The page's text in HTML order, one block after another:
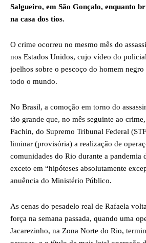
Salgueiro, em São Gonçalo, enquanto
na casa dos tios.
O crime ocorreu no mesmo mês do
nos Estados Unidos, cujo vídeo do
joelhos sobre o pescoço do homem negro
todo o mundo.
No Brasil, a comoção em torno do
tão grande que, no mês seguinte ao
Fachin, do Supremo Tribunal Federal
liminar (provisória) a realização de
comunidades do Rio durante a pandemia
exceto em “hipóteses absolutamente
anuência do Ministério Público.
As cenas do pesadelo real de Rafaela
força na semana passada, quando uma
Jacarezinho, na Zona Norte do Rio,